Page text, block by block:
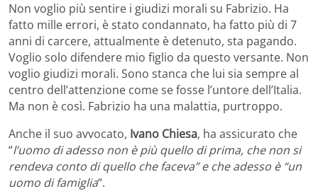
Non voglio più sentire i giudizi morali su Fabrizio. Ha
fatto mille errori, è stato condannato, ha fatto più di 7
anni di carcere, attualmente è detenuto, sta pagando.
Voglio solo difendere mio figlio da questo versante. Non
voglio giudizi morali. Sono stanca che lui sia sempre al
centro dell’attenzione come se fosse l’untore dell’Italia.
Ma non è così. Fabrizio ha una malattia, purtroppo.
Anche il suo avvocato, Ivano Chiesa, ha assicurato che
“l’uomo di adesso non è più quello di prima, che non si
rendeva conto di quello che faceva” e che adesso è “un
uomo di famiglia“.